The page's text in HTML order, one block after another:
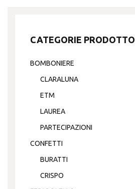
CATEGORIE PRODOTTO
BOMBONIERE
CLARALUNA
ETM
LAUREA
PARTECIPAZIONI
CONFETTI
BURATTI
CRISPO